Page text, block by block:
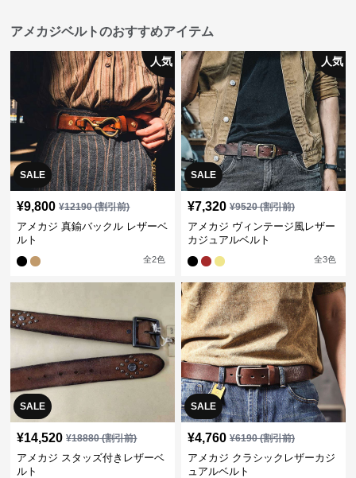
アメカジベルトのおすすめアイテム
SALE
人気
¥9,800 ¥12190(割引前)
アメカジ 真鍮バックル レザーベ
ルト
全2色
SALE
人気
¥7,320 ¥9520(割引前)
アメカジ ヴィンテージ風レザー
カジュアルベルト
全3色
SALE
¥14,520 ¥18880(割引前)
アメカジ スタッズ付きレザーベ
ルト
SALE
¥4,760 ¥6190(割引前)
アメカジ クラシックレザーカジ
ュアルベルト